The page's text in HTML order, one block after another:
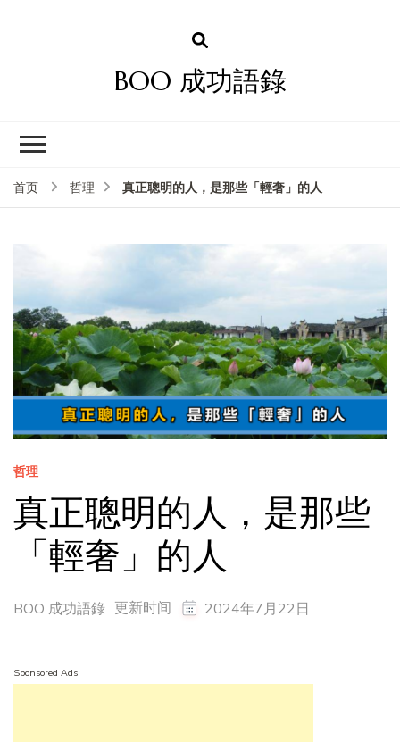
BOO 成功語錄
首页 哲理 真正聰明的人，是那些「輕奢」的人
哲理
真正聰明的人，是那些
「輕奢」的人
BOO 成功語錄 更新时间 2024年7月22日
Sponsored Ads